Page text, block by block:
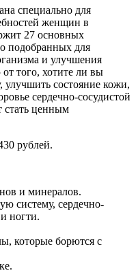
специально для
женщин в
27 основных
подобранных для
и улучшения
того, хотите ли вы
состояние кожи,
сердечно-сосудистой
стать ценным
рублей.
и минералов.
систему, сердечно-
ногти.
которые борются с